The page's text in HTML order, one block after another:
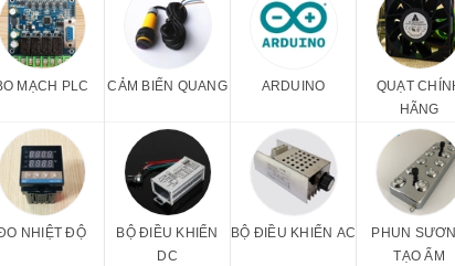
MẠCH PLC CẢM BIẾN QUANG ARDUINO
QUẠT
HÃNG
NHIỆT ĐỘ
BỘ ĐIỀU KHIỂN
DC
BỘ ĐIỀU KHIỂN AC
PHUN
TẠO ẨM